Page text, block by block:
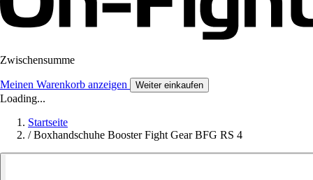
Zwischensumme
Meinen Warenkorb anzeigen Weiter einkaufen
Loading...
Startseite
/ Boxhandschuhe Booster Fight Gear BFG RS 4